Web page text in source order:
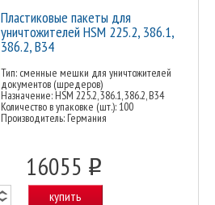
Пластиковые пакеты для
уничтожителей HSM 225.2, 386.1,
386.2, B34
Тип: сменные мешки для уничтожителей
документов (шредеров)
Назначение: HSM 225.2, 386.1, 386.2, B34
Количество в упаковке (шт.): 100
Производитель: Германия
16055 o
купить